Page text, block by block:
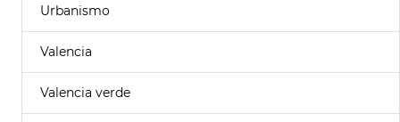
Urbanismo
Valencia
Valencia verde